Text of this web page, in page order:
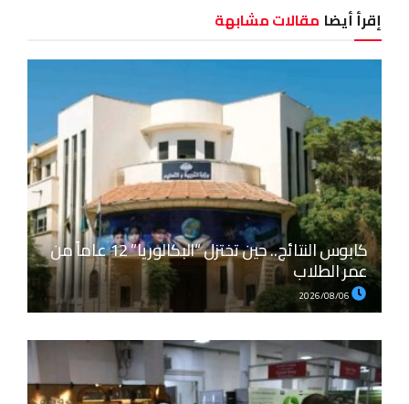
إقرأ أيضا مقالات مشابهة
كابوس النتائج.. حين تختزل “البكالوريا” 12 عاماً من
عمر الطلاب